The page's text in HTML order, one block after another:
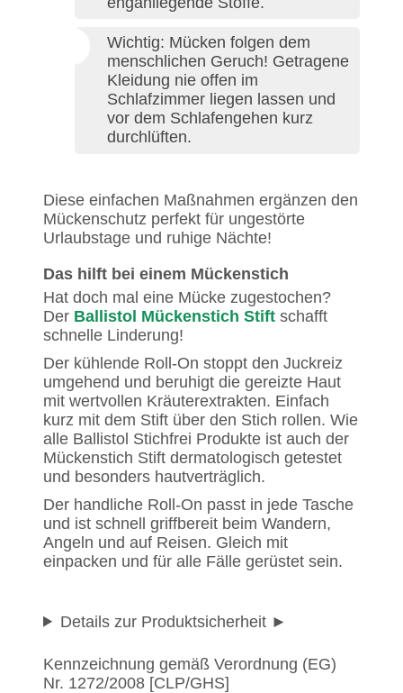
Wichtig: Mücken folgen dem
menschlichen Geruch! Getragene
Kleidung nie offen im
Schlafzimmer liegen lassen und
vor dem Schlafengehen kurz
durchlüften.
Diese einfachen Maßnahmen ergänzen den
Mückenschutz perfekt für ungestörte
Urlaubstage und ruhige Nächte!
Das hilft bei einem Mückenstich
Hat doch mal eine Mücke zugestochen?
Der Ballistol Mückenstich Stift schafft
schnelle Linderung!
Der kühlende Roll-On stoppt den Juckreiz
umgehend und beruhigt die gereizte Haut
mit wertvollen Kräuterextrakten. Einfach
kurz mit dem Stift über den Stich rollen. Wie
alle Ballistol Stichfrei Produkte ist auch der
Mückenstich Stift dermatologisch getestet
und besonders hautverträglich.
Der handliche Roll-On passt in jede Tasche
und ist schnell griffbereit beim Wandern,
Angeln und auf Reisen. Gleich mit
einpacken und für alle Fälle gerüstet sein.
Details zur Produktsicherheit
Kennzeichnung gemäß Verordnung (EG)
Nr. 1272/2008 [CLP/GHS]